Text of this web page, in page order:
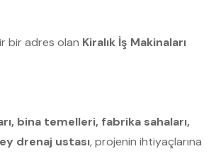
bir adres olan Kiralık İş Makinaları
bina temelleri, fabrika sahaları,
drenaj ustası, projenin ihtiyaçlarına